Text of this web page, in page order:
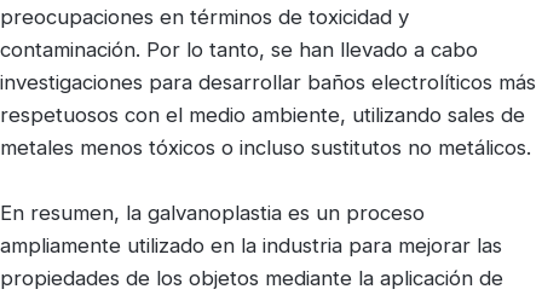
preocupaciones en términos de toxicidad y
contaminación. Por lo tanto, se han llevado a cabo
investigaciones para desarrollar baños electrolíticos más
respetuosos con el medio ambiente, utilizando sales de
metales menos tóxicos o incluso sustitutos no metálicos.
En resumen, la galvanoplastia es un proceso
ampliamente utilizado en la industria para mejorar las
propiedades de los objetos mediante la aplicación de